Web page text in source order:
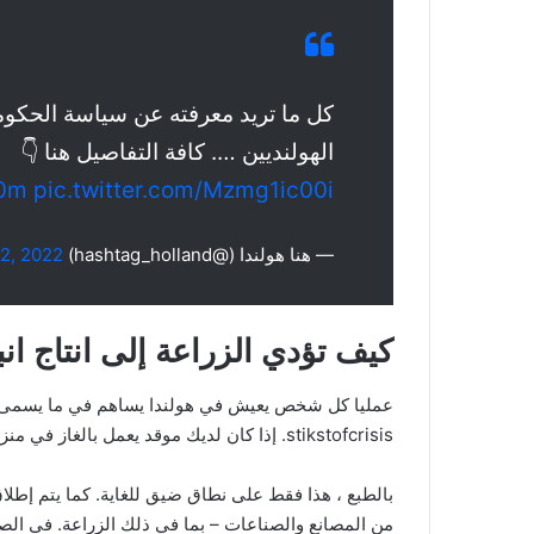
كل ما تريد معرفته عن سياسة
الهولنديين …. كافة التفاصيل هنا 👇
pic.twitter.com/Mzmg1ic00i
— هنا هولندا (@hashtag_holland) 2022
كيف تؤدي الزراعة إلى انتاج
عمليا كل شخص يعيش في هولندا يساهم في ما يسمى
stikstofcrisis. إذا كان لديك موقد يعمل بالغاز في منزلك ، فهذا يساهم أيضًا في انبعاثات النيتروجين في البلد.
بالطبع ، هذا فقط على نطاق ضيق للغاية. كما يتم
من المصانع والصناعات – بما في ذلك الزراعة. في